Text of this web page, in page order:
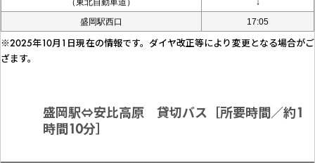
（東北自動車道）
↓
盛岡駅西口
17:05
※2025年10月1日現在の情報です。ダイヤ改正等により変更となる場合がご
ざます。
盛岡駅⇔安比高原 貸切バス［所要時間／約1
時間10分］